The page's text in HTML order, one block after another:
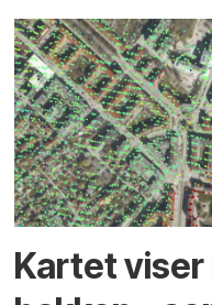
Kartet viser